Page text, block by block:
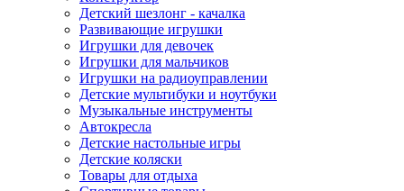
Детский шезлонг - качалка
Развивающие игрушки
Игрушки для девочек
Игрушки для мальчиков
Игрушки на радиоуправлении
Детские мультибуки и ноутбуки
Музыкальные инструменты
Автокресла
Детские настольные игры
Детские коляски
Товары для отдыха